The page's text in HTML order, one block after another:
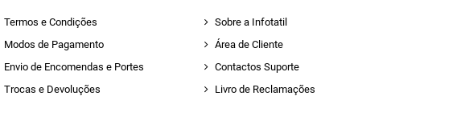
Termos e Condições
Modos de Pagamento
Envio de Encomendas e Portes
Trocas e Devoluções
Sobre a Infotatil
Área de Cliente
Contactos Suporte
Livro de Reclamações